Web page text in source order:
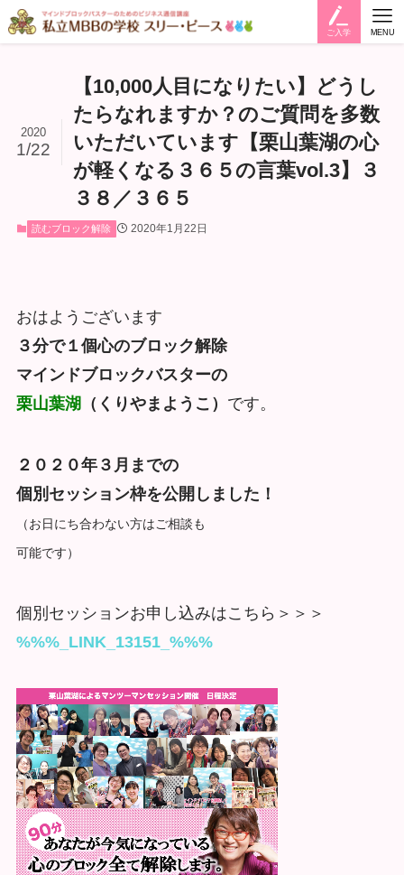
ご入学 MENU
【10,000人目になりたい】どうし
たらなれますか？のご質問を多数
いただいています【栗山葉湖の心
が軽くなる３６５の言葉vol.3】３
３８／３６５
2020
1/22
読むブロック解除 2020年1月22日
おはようございます
３分で１個心のブロック解除
マインドブロックバスターの
栗山葉湖 （くりやまようこ） です。
２０２０年３月までの
個別セッション枠を公開しました！
（お日にち合わない方はご相談も
可能です）
個別セッションお申し込みはこちら＞＞＞
%%%_LINK_13151_%%%